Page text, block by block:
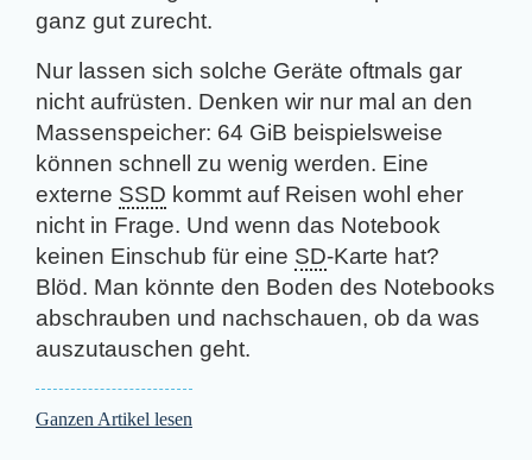
ganz gut zurecht.
Nur lassen sich solche Geräte oftmals gar
nicht aufrüsten. Denken wir nur mal an den
Massenspeicher: 64 GiB beispielsweise
können schnell zu wenig werden. Eine
externe SSD kommt auf Reisen wohl eher
nicht in Frage. Und wenn das Notebook
keinen Einschub für eine SD-Karte hat?
Blöd. Man könnte den Boden des Notebooks
abschrauben und nachschauen, ob da was
auszutauschen geht.
Ganzen Artikel lesen